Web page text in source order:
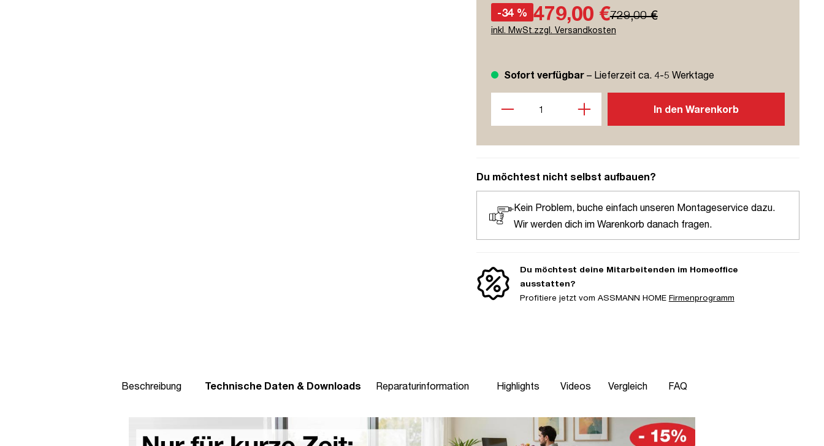
-34 % 479,00 €729,00 €
inkl. MwSt.zzgl. Versandkosten
Sofort verfügbar– Lieferzeit ca. 4-5 Werktage
In den Warenkorb
Du möchtest nicht selbst aufbauen?
Kein Problem, buche einfach unseren Montageservice dazu.
Wir werden dich im Warenkorb danach fragen.
Du möchtest deine Mitarbeitenden im Homeoffice
ausstatten?
Profitiere jetzt vom ASSMANN HOME Firmenprogramm
Beschreibung Technische Daten & Downloads Reparaturinformation Highlights Videos Vergleich FAQ